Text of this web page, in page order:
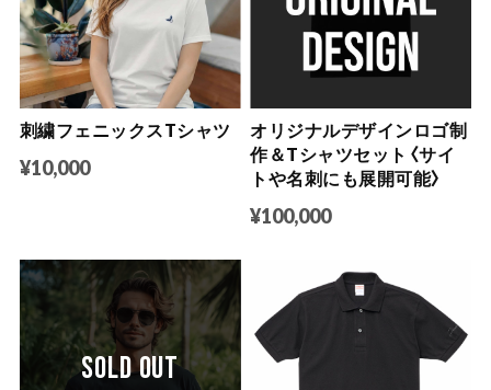
刺繍フェニックスTシャツ
¥10,000
オリジナルデザインロゴ制
作＆Tシャツセット〈サイ
トや名刺にも展開可能〉
¥100,000
SOLD OUT